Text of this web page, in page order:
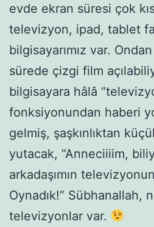
evde ekran süresi çok
televizyon, ipad, tablet
bilgisayarımız var. Ondan
sürede çizgi film
bilgisayara hâlâ
fonksiyonundan haberi
gelmiş, şaşkınlıktan
yutacak, “Anneciiiim,
arkadaşımın
Oynadık!” Sübhanallah,
televizyonlar var.